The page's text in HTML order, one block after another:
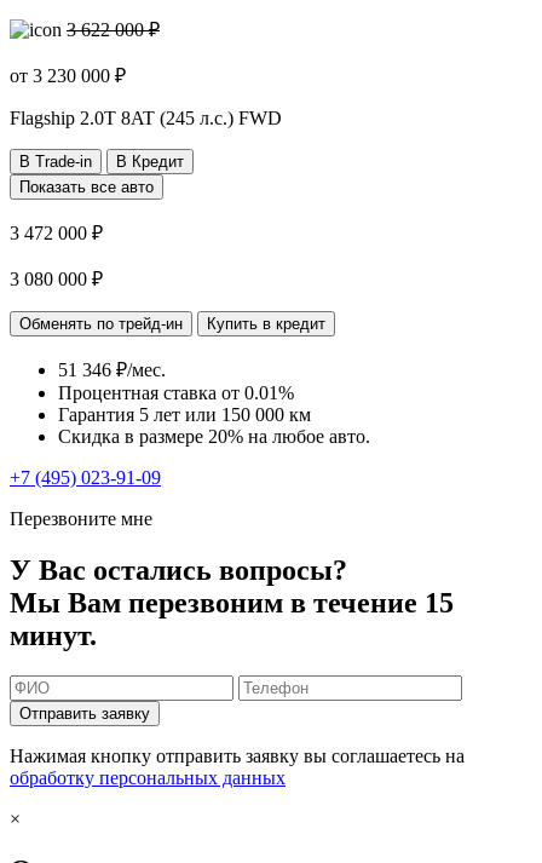
3 622 000 ₽
от 3 230 000 ₽
Flagship 2.0T 8AT (245 л.с.) FWD
В Trade-in
В Кредит
Показать все авто
3 472 000 ₽
3 080 000 ₽
Обменять по трейд-ин Купить в кредит
51 346 ₽/мес.
Процентная ставка от 0.01%
Гарантия 5 лет или 150 000 км
Скидка в размере 20% на любое авто.
+7 (495) 023-91-09
Перезвоните мне
У Вас остались вопросы?
Мы Вам перезвоним в течение 15
минут.
Отправить заявку
Нажимая кнопку отправить заявку вы соглашаетесь на
обработку персональных данных
×